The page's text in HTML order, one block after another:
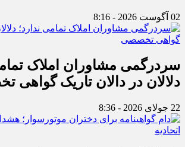
02 آگوست 2026 - 8:16
سردرگمی مشاوران املاک
دلالان در دالان تاریک گواهی
22 جولای 2026 - 8:36